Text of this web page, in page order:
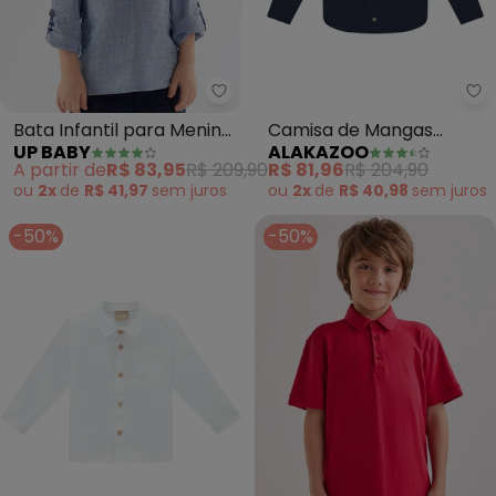
Up Baby - Bata Infantil para
Bata Infantil para Menino
em Algodão (Azul)
UP BABY
A partir deR$ 83,95R$ 209,90
ou 2x de R$ 41,97 sem juros
Camisa de Mangas
Longas em Sarja com
Botões (Azul)
ALAKAZOO
R$ 81,96R$ 204,90
ou 2x de R$ 40,98 sem juros
-50% -50%